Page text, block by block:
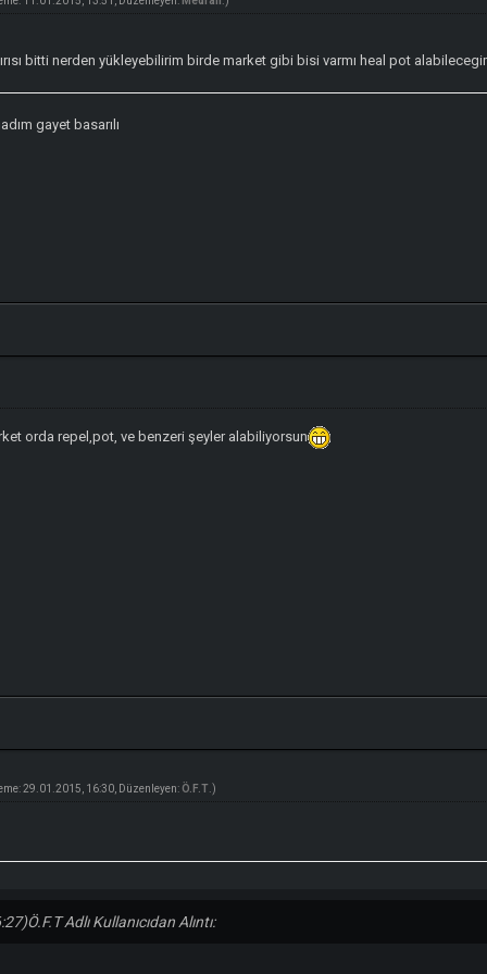
bitti nerden yükleyebilirim birde market gibi bisi varmı heal pot
gayet basarılı
orda repel,pot, ve benzeri şeyler alabiliyorsun
29.01.2015, 16:30, Düzenleyen: Ö.F.T .)
Ö.F.T Adlı Kullanıcıdan Alıntı: